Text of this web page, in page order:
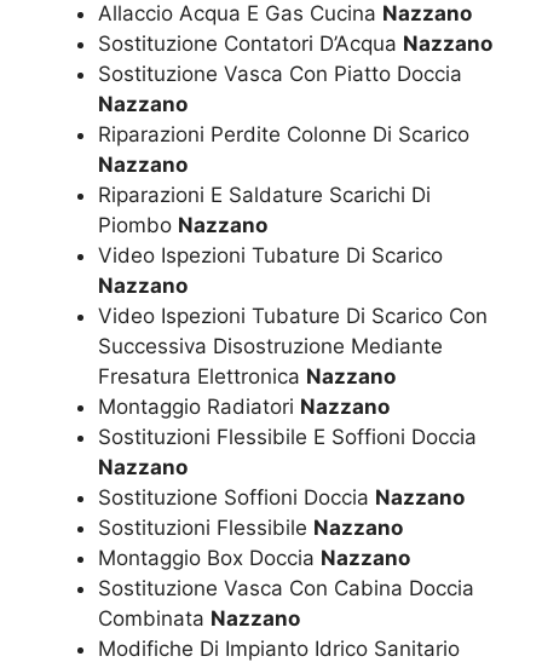
Allaccio Acqua E Gas Cucina Nazzano
Sostituzione Contatori D’Acqua Nazzano
Sostituzione Vasca Con Piatto Doccia
Nazzano
Riparazioni Perdite Colonne Di Scarico
Nazzano
Riparazioni E Saldature Scarichi Di
Piombo Nazzano
Video Ispezioni Tubature Di Scarico
Nazzano
Video Ispezioni Tubature Di Scarico Con
Successiva Disostruzione Mediante
Fresatura Elettronica Nazzano
Montaggio Radiatori Nazzano
Sostituzioni Flessibile E Soffioni Doccia
Nazzano
Sostituzione Soffioni Doccia Nazzano
Sostituzioni Flessibile Nazzano
Montaggio Box Doccia Nazzano
Sostituzione Vasca Con Cabina Doccia
Combinata Nazzano
Modifiche Di Impianto Idrico Sanitario